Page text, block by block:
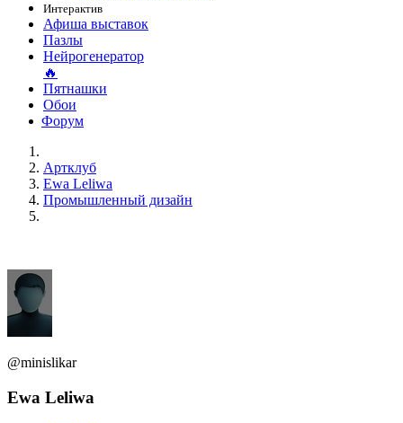
Интерактив
Афиша выставок
Пазлы
Нейрогенератор
🔥
Пятнашки
Обои
Форум
Артклуб
Ewa Leliwa
Промышленный дизайн
@minislikar
Ewa Leliwa